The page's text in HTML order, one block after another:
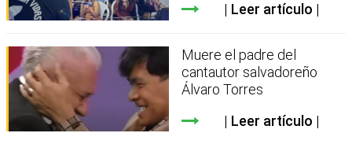
Leer artículo
Muere el padre del
cantautor salvadoreño
Álvaro Torres
Leer artículo